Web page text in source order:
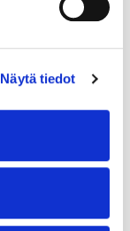
Näytä tiedot